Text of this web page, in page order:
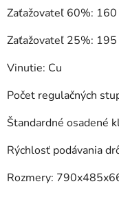
Zaťažovateľ 60%:
Zaťažovateľ 25%:
Vinutie: Cu
Počet regulačných
Štandardné osadené
Rýchlosť podávania
Rozmery: